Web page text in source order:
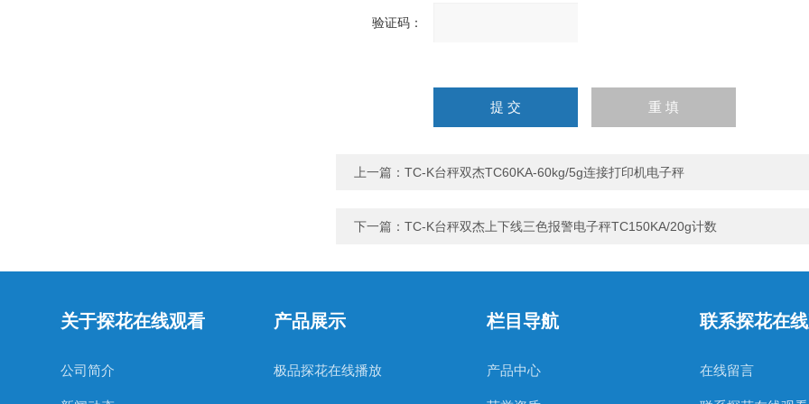
验证码：
入
计算结果（填写阿拉伯数
字），如：三加四=7
上一篇： TC-K台秤双杰TC60KA-60kg/5g连接打印机电子秤
下一篇： TC-K台秤双杰上下线三色报警电子秤TC150KA/20g计数
关于探花在线观看
公司简介
产品展示
极品探花在线播放
栏目导航
产品中心
联系探花在
在线留言